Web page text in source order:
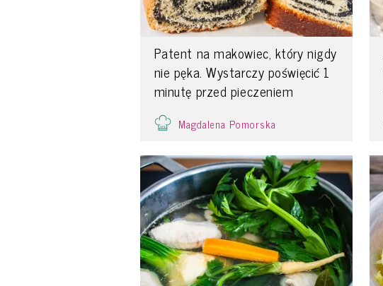
Patent na makowiec, który nigdy
nie pęka. Wystarczy poświęcić 1
minutę przed pieczeniem
Magdalena Pomorska